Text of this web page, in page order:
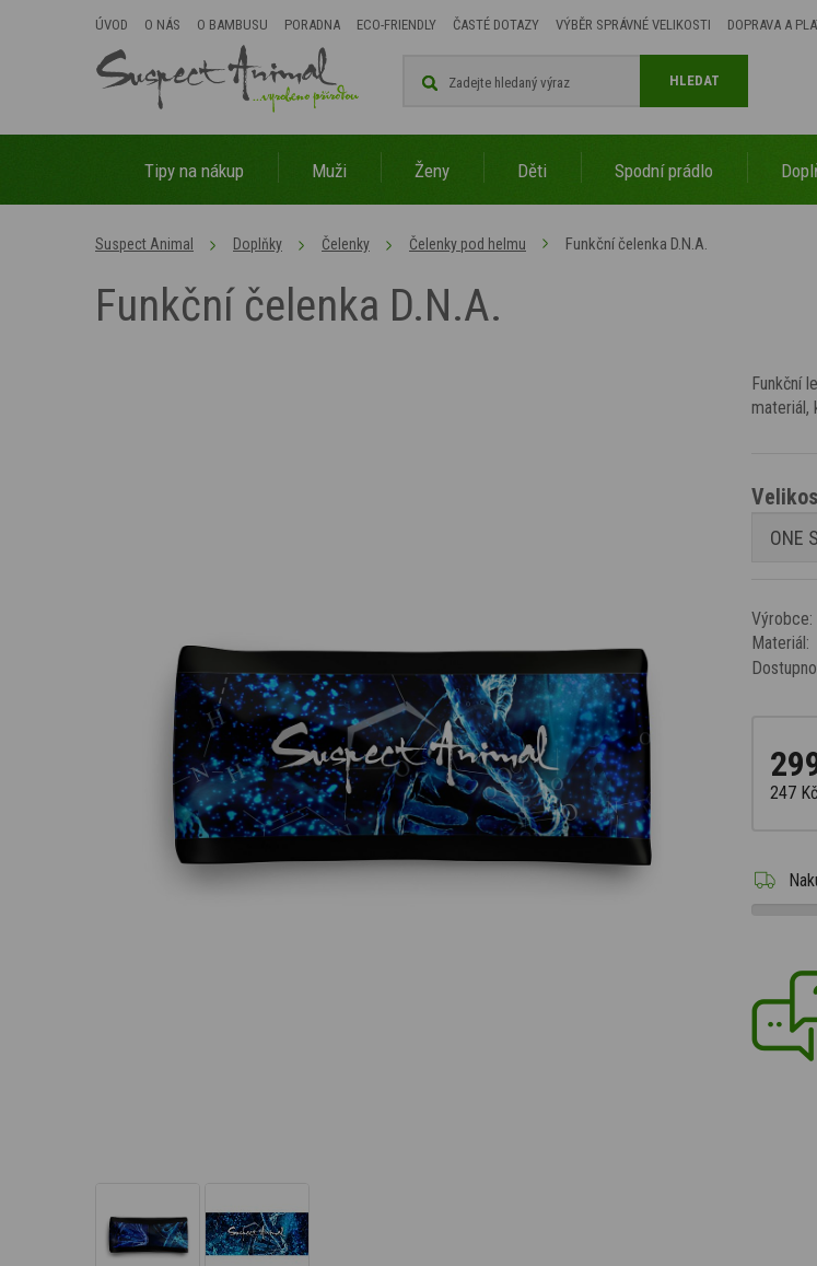
ÚVOD O NÁS O BAMBUSU PORADNA ECO-FRIENDLY ČASTÉ DOTAZY VÝBĚR SPRÁVNÉ VELIKOSTI DOPRAVA A
HLEDAT
Tipy na nákup Muži Ženy Děti Spodní prádlo
Suspect Animal Doplňky Čelenky Čelenky pod helmu Funkční čelenka D.N.A.
Funkční čelenka D.N.A.
Funkční
materiál,
Výrobce:
Materiál:
247 Kč